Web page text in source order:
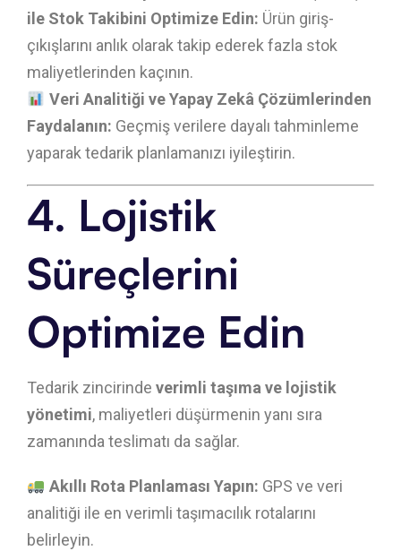
ile Stok Takibini Optimize Edin: Ürün giriş-
çıkışlarını anlık olarak takip ederek fazla stok
maliyetlerinden kaçının.
Veri Analitiği ve Yapay Zekâ Çözümlerinden
Faydalanın: Geçmiş verilere dayalı tahminleme
yaparak tedarik planlamanızı iyileştirin.
4. Lojistik
Süreçlerini
Optimize Edin
Tedarik zincirinde verimli taşıma ve lojistik
yönetimi, maliyetleri düşürmenin yanı sıra
zamanında teslimatı da sağlar.
Akıllı Rota Planlaması Yapın: GPS ve veri
analitiği ile en verimli taşımacılık rotalarını
belirleyin.